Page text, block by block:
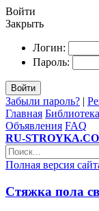
Войти
Закрыть
Логин:
Пароль:
Войти
Забыли пароль? |
Главная Библиотека
Объявления FAQ
RU-
Полная версия
Стяжка пола